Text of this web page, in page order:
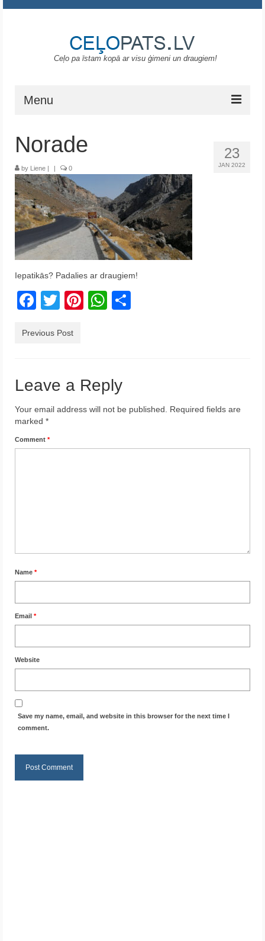
Ceļo pa īstam kopā ar visu ģimeni un draugiem!
Menu
Portugāle
ASV
Melnkalne
Grieķija
Krēta
Francija
Indonēzija
Par Mums
23
JAN 2022
Norade
by Liene | | 0
Iepatikās? Padalies ar draugiem!
Facebook
TwitterPinterest
WhatsApp
Previous Post
Leave a Reply
Your email address will not be published.
Required fields are
marked *
Comment *
Name *
Email *
Website
Save my name, email, and website in this browser for the next time I
comment.